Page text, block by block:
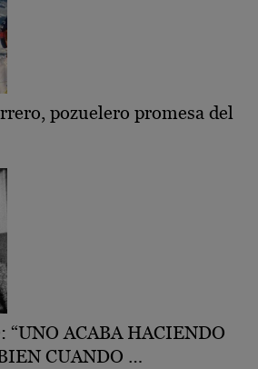
pozuelero promesa del
“UNO ACABA HACIENDO
CUANDO …